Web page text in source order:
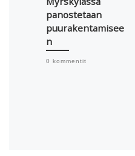
panostetaan
puurakentamisee
n
0 kommentit